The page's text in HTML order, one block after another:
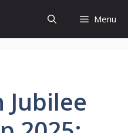
Menu
Jubilee